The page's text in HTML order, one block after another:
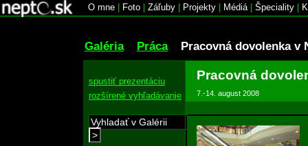
O mne Foto Záľuby Projekty Médiá| Špeciality
Galéria Práca Pracovná dovolenka v
spustiť prezentáciu
rozšírené vyhľadávanie
>
Pracovná
7.-14. august 2008